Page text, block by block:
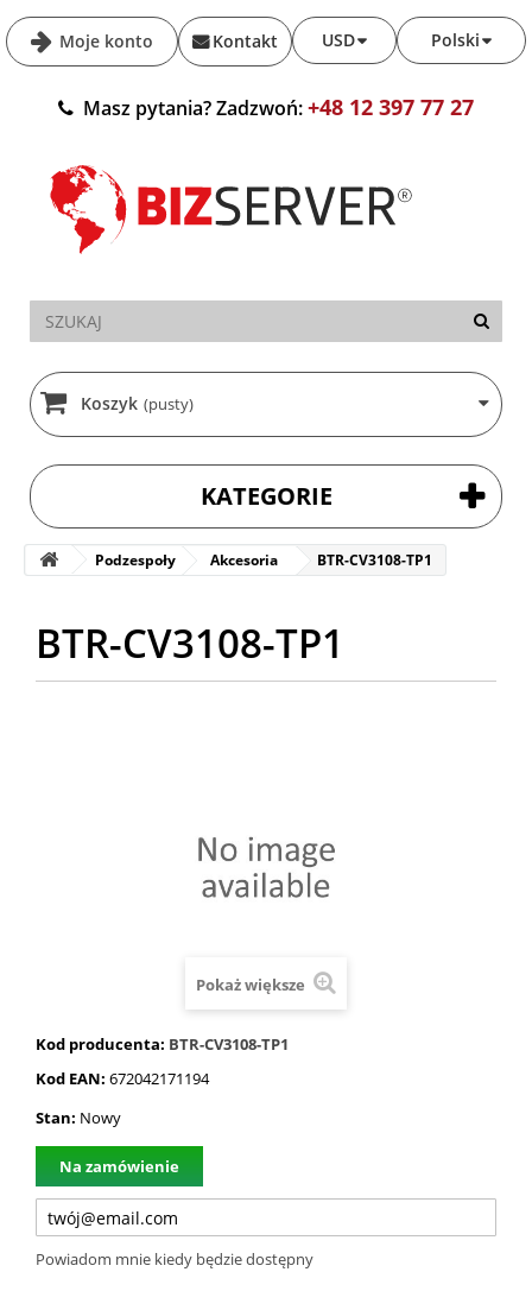
Moje konto Polski
USD
Kontakt
Masz pytania? Zadzwoń:+48 12 397 77 27
Koszyk (pusty)
KATEGORIE
Podzespoły Akcesoria BTR-CV3108-TP1
BTR-CV3108-TP1
Pokaż większe
Kod producenta: BTR-CV3108-TP1
Kod EAN: 672042171194
Stan: Nowy
Na zamówienie
Powiadom mnie kiedy będzie dostępny